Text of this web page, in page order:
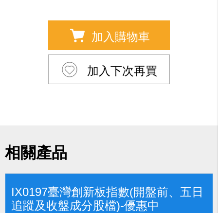
加入購物車
加入下次再買
相關產品
IX0197臺灣創新板指數(開盤前、五日
追蹤及收盤成分股檔)-優惠中